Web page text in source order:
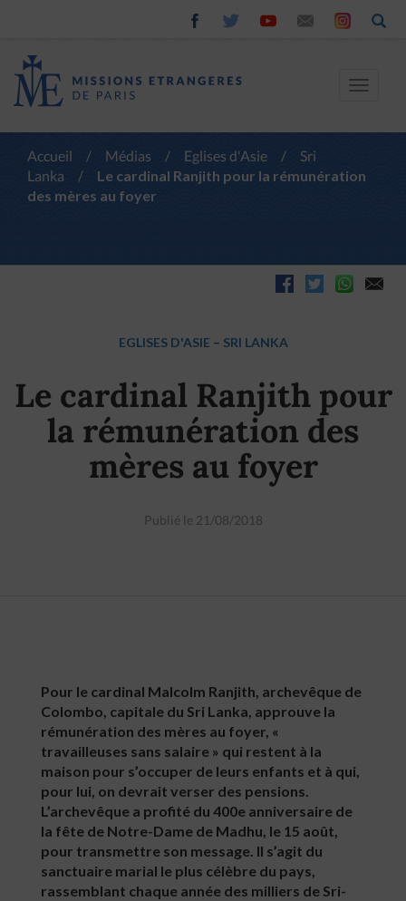
Toggle
Accueil / Médias / Eglises d'Asie /
Sri
Lanka
/
Le cardinal Ranjith pour la rémunération
des mères au foyer
EGLISES D'ASIE – SRI LANKA
Le cardinal Ranjith pour
la rémunération des
mères au foyer
Publié le 21/08/2018
Pour le cardinal Malcolm Ranjith, archevêque de
Colombo, capitale du Sri Lanka, approuve la
rémunération des mères au foyer, «
travailleuses sans salaire » qui restent à la
maison pour s’occuper de leurs enfants et à qui,
pour lui, on devrait verser des pensions.
L’archevêque a profité du 400e anniversaire de
la fête de Notre-Dame de Madhu, le 15 août,
pour transmettre son message. Il s’agit du
sanctuaire marial le plus célèbre du pays,
rassemblant chaque année des milliers de Sri-